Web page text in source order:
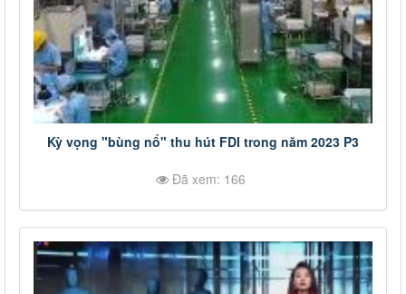
Kỳ vọng "bùng nổ" thu hút FDI trong năm 2023 P3
Đã xem: 166